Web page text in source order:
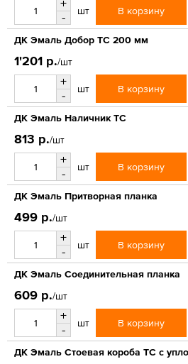
-
шт В корзину
ДК Эмаль Добор ТС 200 мм
1'201 р./шт
+
-
шт В корзину
ДК Эмаль Наличник ТС
813 р./шт
+
-
шт В корзину
ДК Эмаль Притворная планка
499 р./шт
+
-
шт В корзину
ДК Эмаль Соединительная планка
609 р./шт
+
-
шт В корзину
ДК Эмаль Стоевая короба ТС с